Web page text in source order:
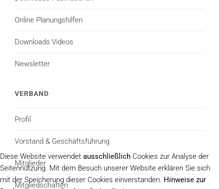
Online Planungshilfen
Downloads Videos
Newsletter
VERBAND
Profil
Vorstand & Geschäftsführung
Mitglieder
Mitgliedschaften
Diese Website verwendet ausschließlich Cookies zur Analyse der
Seitennutzung. Mit dem Besuch unserer Website erklären Sie sich
mit der Speicherung dieser Cookies einverstanden. Hinweise zur